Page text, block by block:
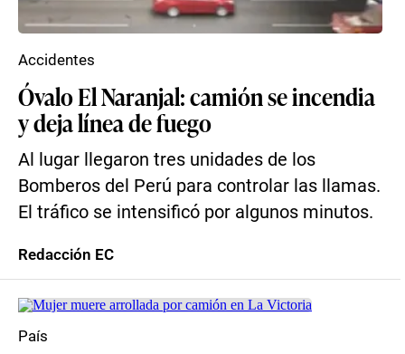
Óvalo El Naranjal: camión se incendia
y deja línea de fuego
Al lugar llegaron tres unidades de los
Bomberos del Perú para controlar las llamas.
El tráfico se intensificó por algunos minutos.
Accidentes
Redacción EC
País